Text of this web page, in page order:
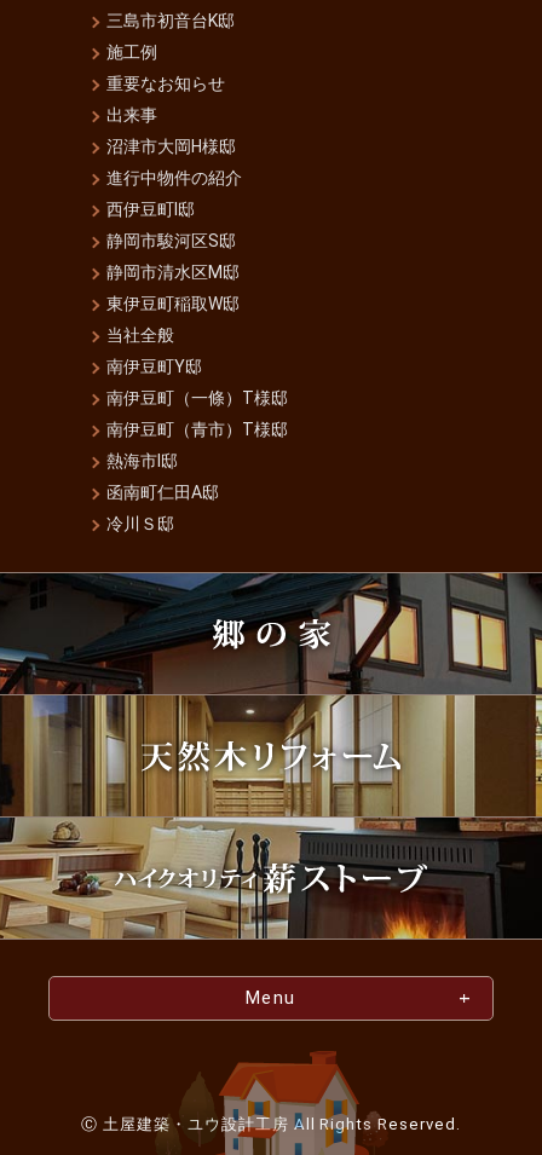
三島市初音台K邸
施工例
重要なお知らせ
出来事
沼津市大岡H様邸
進行中物件の紹介
西伊豆町I邸
静岡市駿河区S邸
静岡市清水区M邸
東伊豆町稲取W邸
当社全般
南伊豆町Y邸
南伊豆町（一條）T様邸
南伊豆町（青市）T様邸
熱海市I邸
函南町仁田A邸
冷川Ｓ邸
Menu
Ⓒ 土屋建築・ユウ設計工房 All Rights Reserved.